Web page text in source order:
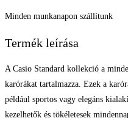
Minden munkanapon szállítunk
Termék leírása
A Casio Standard kollekció a
karórákat tartalmazza. Ezek a
például sportos vagy elegáns
kezelhetők és tökéletesek